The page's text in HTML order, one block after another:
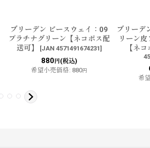
ブリーデン ビースウェイ：09
プラチナグリーン【ネコポス配
送可】
[JAN 4571491674231]
880円(税込)
希望小売価格: 880円
ブリーデ
リーン
【ネ
希